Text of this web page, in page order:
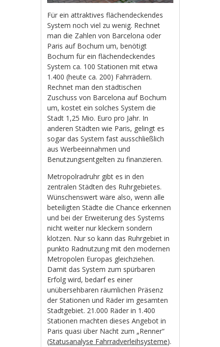
Für ein attraktives flächendeckendes
System noch viel zu wenig. Rechnet
man die Zahlen von Barcelona oder
Paris auf Bochum um, benötigt
Bochum für ein flächendeckendes
System ca. 100 Stationen mit etwa
1.400 (heute ca. 200) Fahrrädern.
Rechnet man den städtischen
Zuschuss von Barcelona auf Bochum
um, kostet ein solches System die
Stadt 1,25 Mio. Euro pro Jahr. In
anderen Städten wie Paris, gelingt es
sogar das System fast ausschließlich
aus Werbeeinnahmen und
Benutzungsentgelten zu finanzieren.
Metropolradruhr gibt es in den
zentralen Städten des Ruhrgebietes.
Wünschenswert wäre also, wenn alle
beteiligten Städte die Chance erkennen
und bei der Erweiterung des Systems
nicht weiter nur kleckern sondern
klotzen. Nur so kann das Ruhrgebiet in
punkto Radnutzung mit den modernen
Metropolen Europas gleichziehen.
Damit das System zum spürbaren
Erfolg wird, bedarf es einer
unübersehbaren räumlichen Präsenz
der Stationen und Räder im gesamten
Stadtgebiet. 21.000 Räder in 1.400
Stationen machten dieses Angebot in
Paris quasi über Nacht zum „Renner“
(Statusanalyse Fahrradverleihsysteme).